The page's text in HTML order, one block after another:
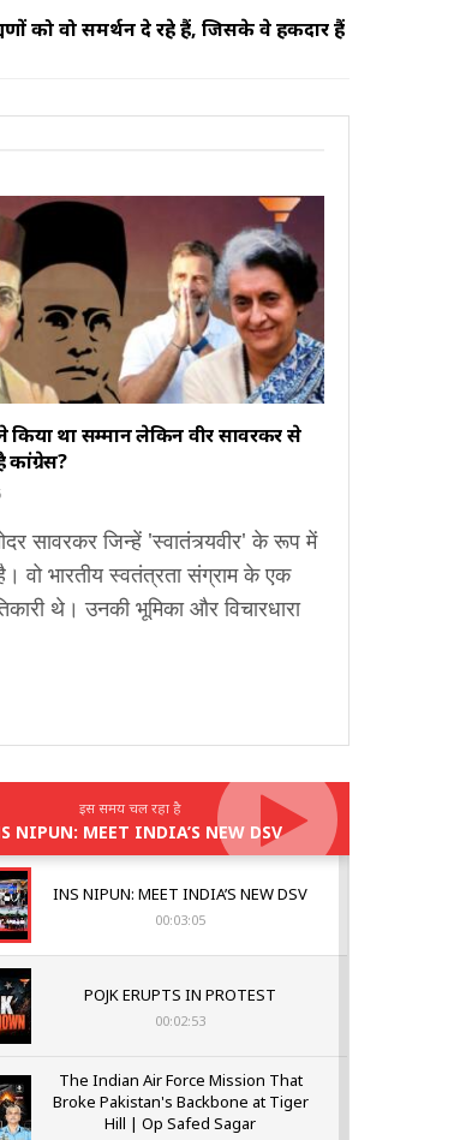
को वो समर्थन दे रहे हैं, जिसके वे हकदार हैं
ने किया था सम्मान लेकिन वीर सावरकर से
कांग्रेस?
सावरकर जिन्हें 'स्वातंत्र्यवीर' के रूप में
वो भारतीय स्वतंत्रता संग्राम के एक
थे। उनकी भूमिका और विचारधारा
इस समय चल रहा है
NIPUN: MEET INDIA’S NEW DSV
INS NIPUN: MEET INDIA’S NEW DSV
00:03:05
POJK ERUPTS IN PROTEST
00:02:53
The Indian Air Force Mission That
Broke Pakistan's Backbone at Tiger
Hill | Op Safed Sagar